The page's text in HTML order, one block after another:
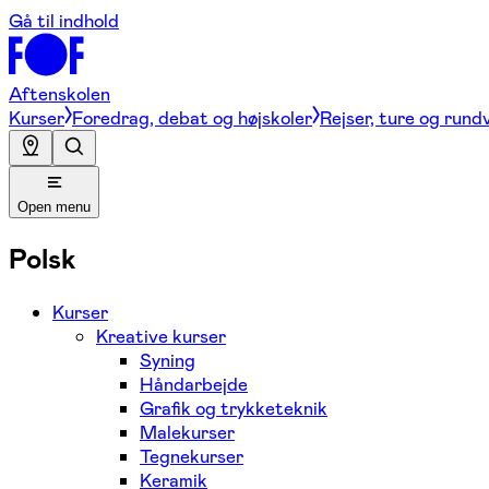
Gå til indhold
Aftenskolen
Kurser Foredrag, debat og højskoler Rejser, ture og
Open menu
Polsk
Kurser
Kreative kurser
Syning
Håndarbejde
Grafik og trykketeknik
Malekurser
Tegnekurser
Keramik